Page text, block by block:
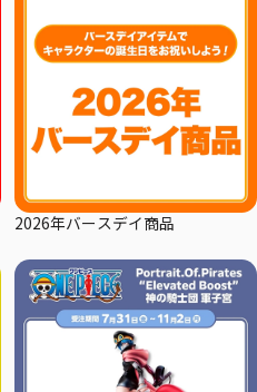
2026年バースデイ商品